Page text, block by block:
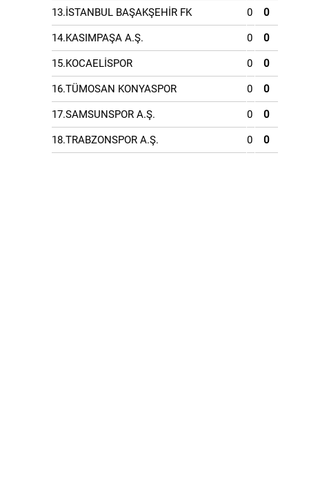
13.İSTANBUL BAŞAKŞEHİR FK 0 0
14.KASIMPAŞA A.Ş. 0 0
15.KOCAELİSPOR 0 0
16.TÜMOSAN KONYASPOR 0 0
17.SAMSUNSPOR A.Ş. 0 0
18.TRABZONSPOR A.Ş. 0 0